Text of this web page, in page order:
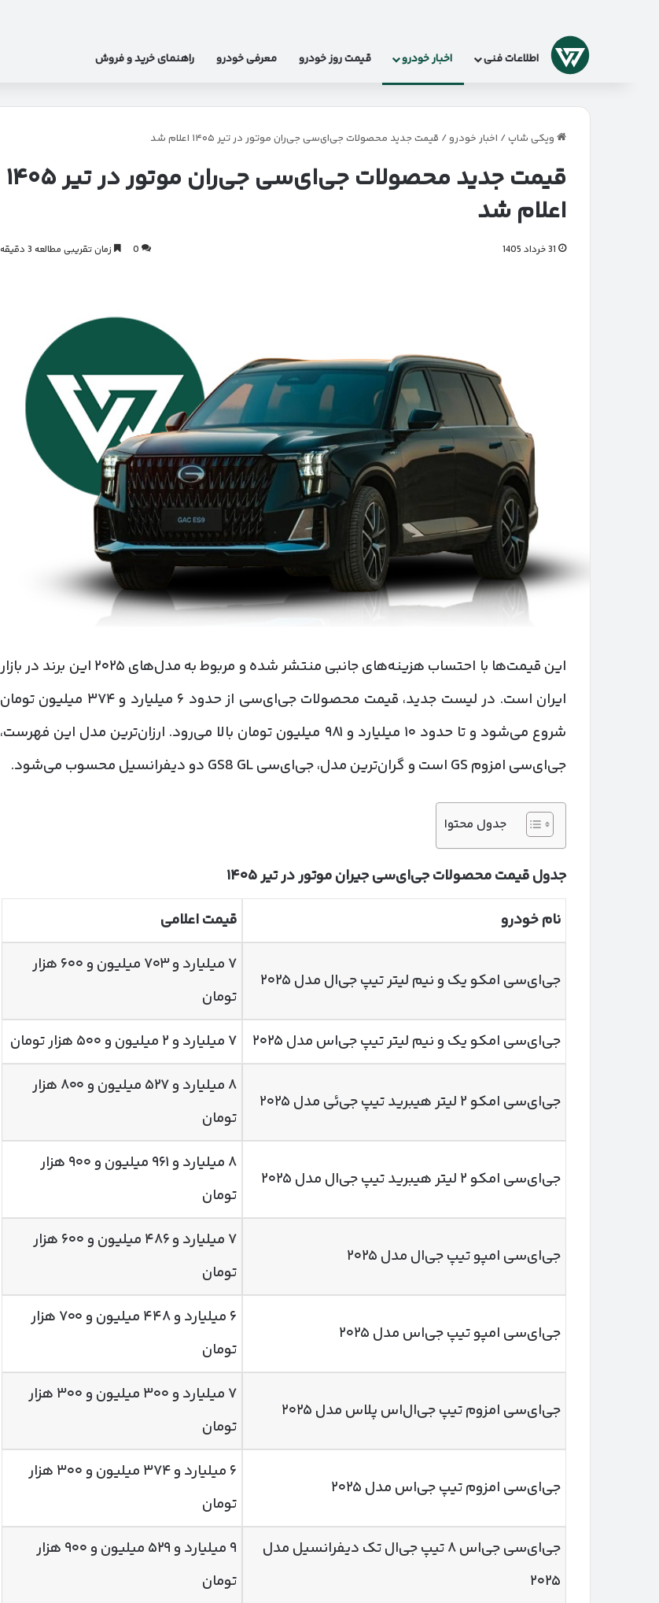
لوگو اطلاعات فنی اخبار خودرو قیمت روز خودرو معرفی خودرو راهنمای خرید و فروش
ویکی شاپ/ اخبار خودرو/ قیمت جدید محصولات جی‌ای‌سی جی‌ران موتور در تیر ۱۴۰۵ اعلام شد
قیمت جدید محصولات جی‌ای‌سی جی‌ران موتور در تیر ۱۴۰۵
اعلام شد
31 خرداد 1405 0 زمان تقریبی مطالعه 3 دقیقه
این قیمت‌ها با احتساب هزینه‌های جانبی منتشر شده و مربوط به مدل‌های ۲۰۲۵ این برند در بازار
ایران است. در لیست جدید، قیمت محصولات جی‌ای‌سی از حدود ۶ میلیارد و ۳۷۴ میلیون تومان
شروع می‌شود و تا حدود ۱۰ میلیارد و ۹۸۱ میلیون تومان بالا می‌رود. ارزان‌ترین مدل این فهرست،
جی‌ای‌سی امزوم GS است و گران‌ترین مدل، جی‌ای‌سی GS8 GL دو دیفرانسیل محسوب می‌شود.
جدول محتوا
جدول قیمت محصولات جی‌ای‌سی جیران موتور در تیر۱۴۰۵
نام خودرو
قیمت اعلامی
جی‌ای‌سی امکو یک و نیم لیتر تیپ جی‌ال مدل ۲۰۲۵
۷ میلیارد و ۷۰۳ میلیون و ۶۰۰ هزار
تومان
جی‌ای‌سی امکو یک و نیم لیتر تیپ جی‌اس مدل ۲۰۲۵
۷ میلیارد و ۲ میلیون و ۵۰۰ هزار تومان
جی‌ای‌سی امکو ۲ لیتر هیبرید تیپ جی‌ئی مدل ۲۰۲۵
۸ میلیارد و ۵۲۷ میلیون و ۸۰۰ هزار
تومان
جی‌ای‌سی امکو ۲ لیتر هیبرید تیپ جی‌ال مدل ۲۰۲۵
۸ میلیارد و ۹۶۱ میلیون و ۹۰۰ هزار
تومان
جی‌ای‌سی امپو تیپ جی‌ال مدل ۲۰۲۵
۷ میلیارد و ۴۸۶ میلیون و ۶۰۰ هزار
تومان
جی‌ای‌سی امپو تیپ جی‌اس مدل ۲۰۲۵
۶ میلیارد و ۴۴۸ میلیون و ۷۰۰ هزار
تومان
جی‌ای‌سی امزوم تیپ جی‌ال‌اس پلاس مدل ۲۰۲۵
۷ میلیارد و ۳۰۰ میلیون و ۳۰۰ هزار
تومان
جی‌ای‌سی امزوم تیپ جی‌اس مدل ۲۰۲۵
۶ میلیارد و ۳۷۴ میلیون و ۳۰۰ هزار
تومان
جی‌ای‌سی جی‌اس ۸ تیپ جی‌ال تک دیفرانسیل مدل
۲۰۲۵
۹ میلیارد و ۵۲۹ میلیون و ۹۰۰ هزار
تومان